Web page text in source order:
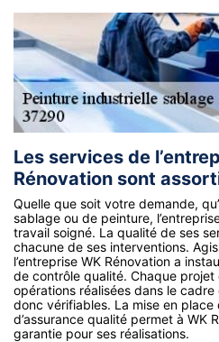
Les services de
Rénovation sont
Quelle que soit votre demande,
sablage ou de peinture,
travail soigné. La qualité de ses
chacune de ses interventions.
l’entreprise WK Rénovation a
de contrôle qualité. Chaque
opérations réalisées dans le
donc vérifiables. La mise en
d’assurance qualité permet à WK
garantie pour ses réalisations.